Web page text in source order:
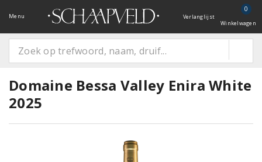
Menu Verlanglijst
0
Winkelwagen
Domaine Bessa Valley Enira White
2025